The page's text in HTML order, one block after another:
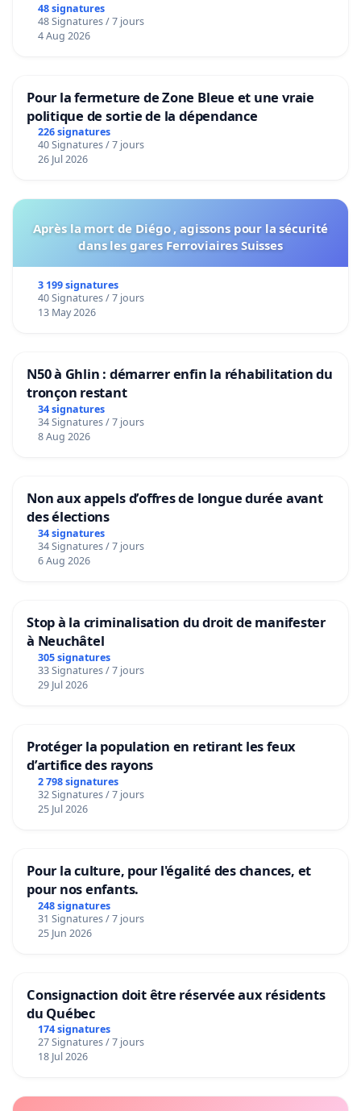
48 signatures
48 Signatures / 7 jours
4 Aug 2026
Pour la fermeture de Zone Bleue et une vraie
politique de sortie de la dépendance
226 signatures
40 Signatures / 7 jours
26 Jul 2026
Après la mort de Diégo , agissons pour la sécurité
dans les gares Ferroviaires Suisses
3 199 signatures
40 Signatures / 7 jours
13 May 2026
N50 à Ghlin : démarrer enfin la réhabilitation du
tronçon restant
34 signatures
34 Signatures / 7 jours
8 Aug 2026
Non aux appels d’offres de longue durée avant
des élections
34 signatures
34 Signatures / 7 jours
6 Aug 2026
Stop à la criminalisation du droit de manifester
à Neuchâtel
305 signatures
33 Signatures / 7 jours
29 Jul 2026
Protéger la population en retirant les feux
d’artifice des rayons
2 798 signatures
32 Signatures / 7 jours
25 Jul 2026
Pour la culture, pour l'égalité des chances, et
pour nos enfants.
248 signatures
31 Signatures / 7 jours
25 Jun 2026
Consignaction doit être réservée aux résidents
du Québec
174 signatures
27 Signatures / 7 jours
18 Jul 2026